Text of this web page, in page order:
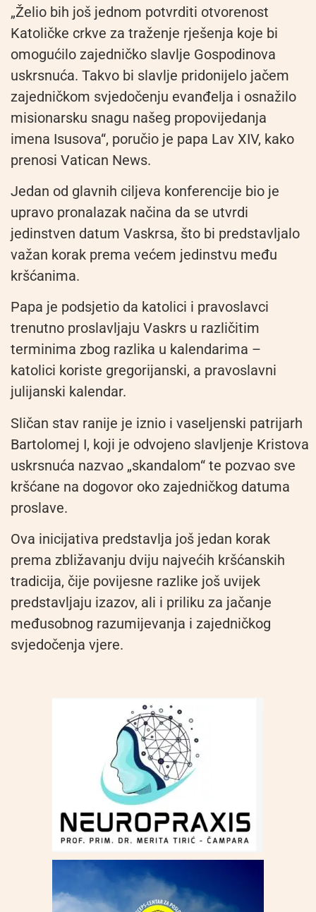
„Želio bih još jednom potvrditi otvorenost
Katoličke crkve za traženje rješenja koje bi
omogućilo zajedničko slavlje Gospodinova
uskrsnuća. Takvo bi slavlje pridonijelo jačem
zajedničkom svjedočenju evanđelja i osnažilo
misionarsku snagu našeg propovijedanja
imena Isusova“, poručio je papa Lav XIV, kako
prenosi Vatican News.
Jedan od glavnih ciljeva konferencije bio je
upravo pronalazak načina da se utvrdi
jedinstven datum Vaskrsa, što bi predstavljalo
važan korak prema većem jedinstvu među
kršćanima.
Papa je podsjetio da katolici i pravoslavci
trenutno proslavljaju Vaskrs u različitim
terminima zbog razlika u kalendarima –
katolici koriste gregorijanski, a pravoslavni
julijanski kalendar.
Sličan stav ranije je iznio i vaseljenski patrijarh
Bartolomej I, koji je odvojeno slavljenje Kristova
uskrsnuća nazvao „skandalom“ te pozvao sve
kršćane na dogovor oko zajedničkog datuma
proslave.
Ova inicijativa predstavlja još jedan korak
prema zbližavanju dviju najvećih kršćanskih
tradicija, čije povijesne razlike još uvijek
predstavljaju izazov, ali i priliku za jačanje
međusobnog razumijevanja i zajedničkog
svjedočenja vjere.